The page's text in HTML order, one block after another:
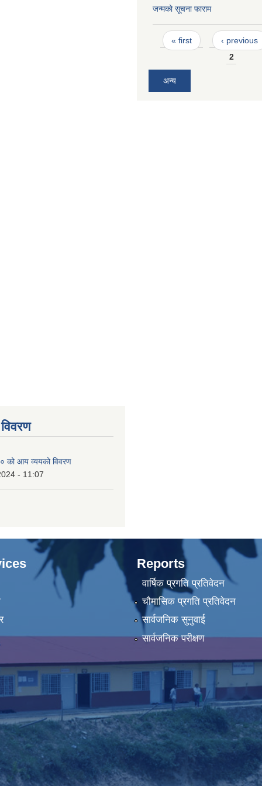
जन्मको सूचना फाराम
Pages
« first
‹ previous
2
अन्य
को आय व्ययको विवरण
- 11:07
Reports
वार्षिक प्रगति प्रतिवेदन
चौमासिक प्रगति प्रतिवेदन
सार्वजनिक सुनुवाई
सार्वजनिक परीक्षण